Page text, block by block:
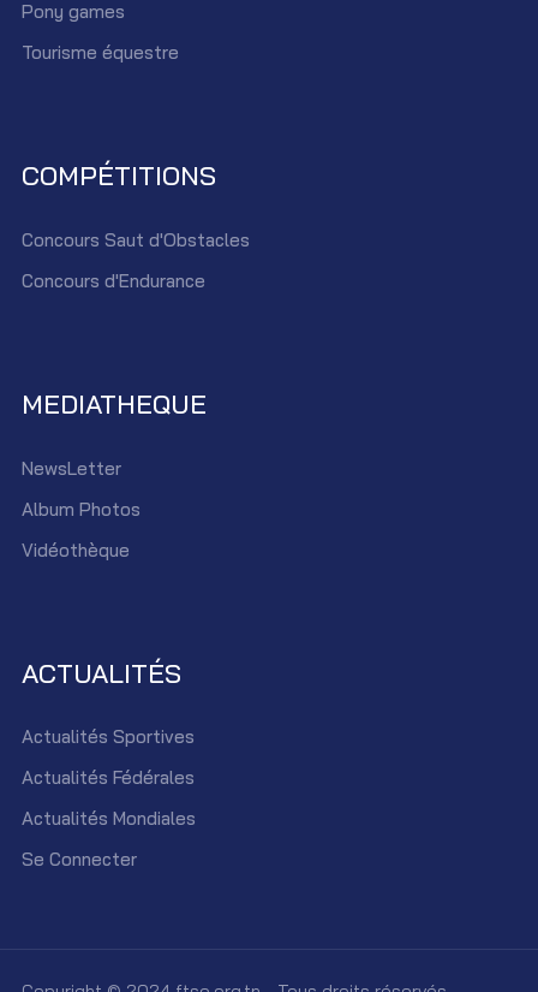
Pony games
Tourisme équestre
COMPÉTITIONS
Concours Saut d'Obstacles
Concours d'Endurance
MEDIATHEQUE
NewsLetter
Album Photos
Vidéothèque
ACTUALITÉS
Actualités Sportives
Actualités Fédérales
Actualités Mondiales
Se Connecter